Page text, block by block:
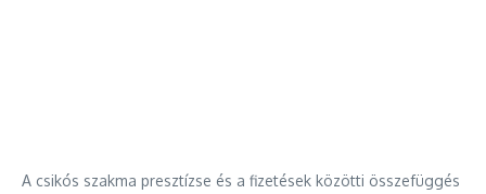
A csikós szakma presztízse és a fizetések közötti összefüggés